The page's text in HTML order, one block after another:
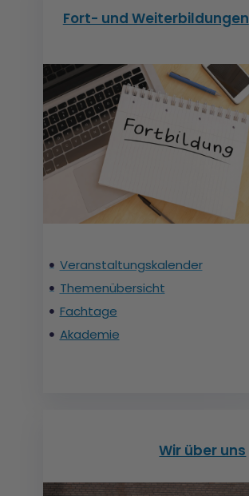
Fort- und Weiterbildungen
Veranstaltungskalender
Themenübersicht
Fachtage
Akademie
Wir über uns